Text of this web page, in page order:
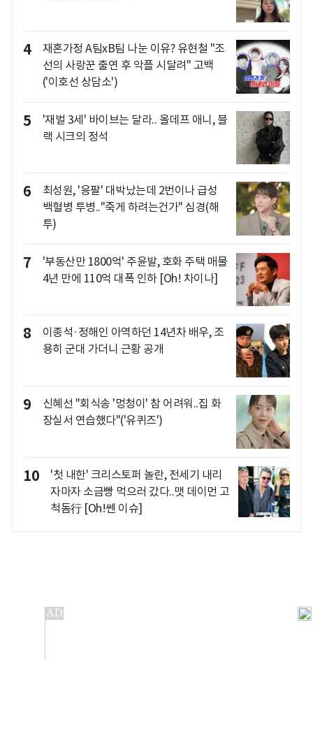
4
재혼가정 A팀xB팀 나눈 이유? 유현철 "조
선의 사랑꾼 출연 후 악플 시달려" 고백
('이호선 상담소')
5
'재벌 3세' 바이브는 달라.. 올데프 애니, 블
랙 시크의 정석
6
최성원, '응팔' 대박났는데 2번이나 급성
백혈병 투병.."죽게 하려는건가" 심경(해
투)
7
'부동산만 1800억' 주윤발, 호화 주택 매물
4년 만에 110억 대폭 인하 [Oh! 차이나]
8
이종석·정해인 아역하던 14년차 배우, 조
용히 군대 가더니 근황 공개
9
신혜선 "회식송 '멍청이' 참 어려워..집 화
장실서 연습했다"('유퀴즈')
10
'첫 내한' 크리스토퍼 놀란, 전세기 내리
자마자 소금빵 먹으러 갔다..맷 데이먼 고
척돔行 [Oh!쎈 이슈]